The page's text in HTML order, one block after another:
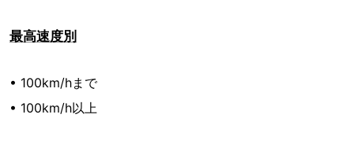
最高速度別
• 100km/hまで
• 100km/h以上